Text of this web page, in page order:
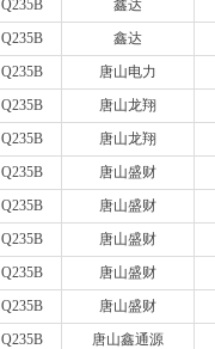
Q235B
鑫达
Q235B
鑫达
Q235B
唐山电力
Q235B
唐山龙翔
Q235B
唐山龙翔
Q235B
唐山盛财
Q235B
唐山盛财
Q235B
唐山盛财
Q235B
唐山盛财
Q235B
唐山盛财
Q235B
唐山鑫通源